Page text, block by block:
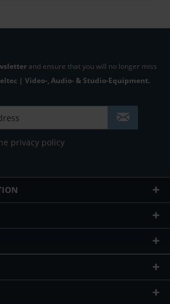
and ensure that you will no longer miss
| Video-, Audio- & Studio-Equipment.
privacy policy